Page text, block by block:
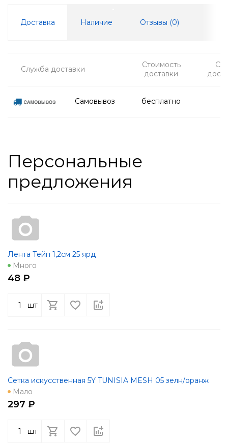
Доставка Наличие Отзывы (0)
Служба доставки
Стоимость
доставки
Самовывоз бесплатно
Персональные
предложения
Лента Тейп 1,2см 25 ярд
Много
48 ₽
шт
Сетка искусственная 5Y TUNISIA MESH 05 зелн/оранж
Мало
297 ₽
шт